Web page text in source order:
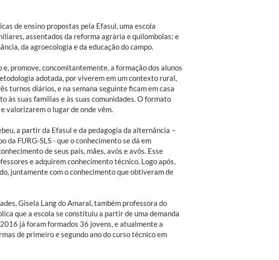
de ensino propostas pela Efasul, uma escola
assentados da reforma agrária e quilombolas; e
da agroecologia e da educação do campo.
promove, concomitantemente, a formação dos alunos
adotada, por viverem em um contexto rural,
turnos diários, e na semana seguinte ficam em casa
às suas famílias e às suas comunidades. O formato
valorizarem o lugar de onde vêm.
a partir da Efasul e da pedagogia da alternância –
da FURG-SLS - que o conhecimento se dá em
de seus pais, mães, avós e avôs. Esse
e adquirem conhecimento técnico. Logo após,
juntamente com o conhecimento que obtiveram de
Gisela Lang do Amaral, também professora do
que a escola se constituiu a partir de uma demanda
já foram formados 36 jovens, e atualmente a
de primeiro e segundo ano do curso técnico em